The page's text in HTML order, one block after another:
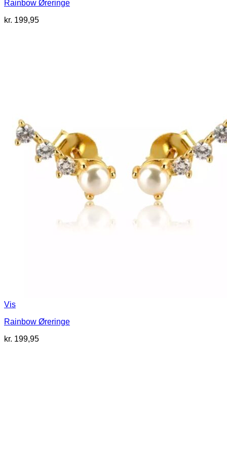
Rainbow Øreringe
kr. 199,95
Vis
Rainbow Øreringe
kr. 199,95